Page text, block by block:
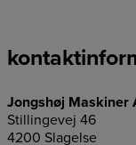
Jongshøj Maskiner
Stillingevej 46
4200 Slagelse